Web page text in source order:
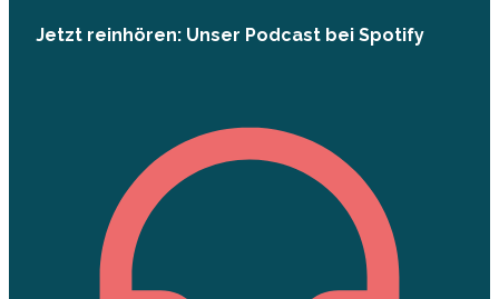
Jetzt reinhören: Unser Podcast bei Spotify